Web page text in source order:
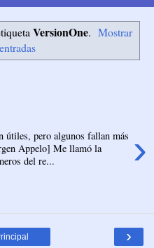
VersionOne. Mostrar
›
útiles, pero algunos fallan más
Appelo] Me llamó la
del re...
›